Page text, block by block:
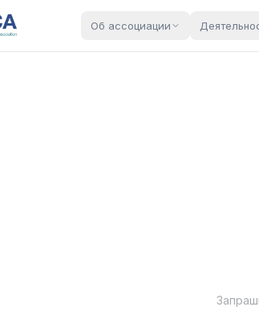
Об ассоциации